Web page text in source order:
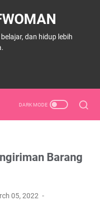
dan hidup lebih
Barang
05, 2022